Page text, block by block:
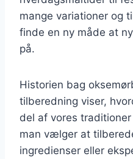
mange variationer og
finde en ny måde at
på.
Historien bag
tilberedning viser,
del af vores
man vælger at
ingredienser eller